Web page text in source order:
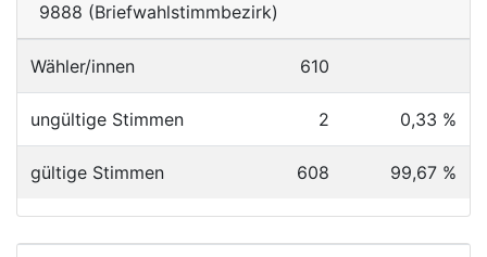
9888 (Briefwahlstimmbezirk)
Wähler/innen 610
ungültige Stimmen 2 0,33 %
gültige Stimmen 608 99,67 %